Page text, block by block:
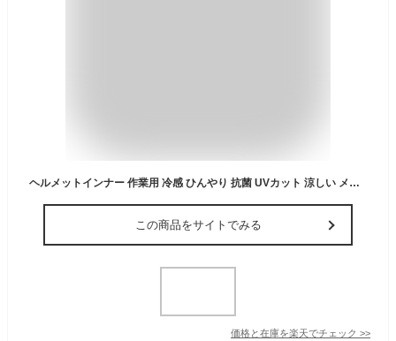
ヘルメットインナー 作業用 冷感 ひんやり 抗菌 UVカット 涼しい メンズ しっかり吸水 首まで 冷感インナー 夏用 インナー キャップ 作業 暑さ対策 熱中症対策グッズ 喜多 冷感ヘルメットインナー 垂れ付き 日焼け No9650
この商品をサイトでみる
価格と在庫を楽天でチェック >>